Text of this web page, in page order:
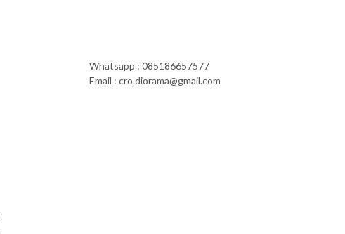
Whatsapp : 085186657577
Email : cro.diorama@gmail.com